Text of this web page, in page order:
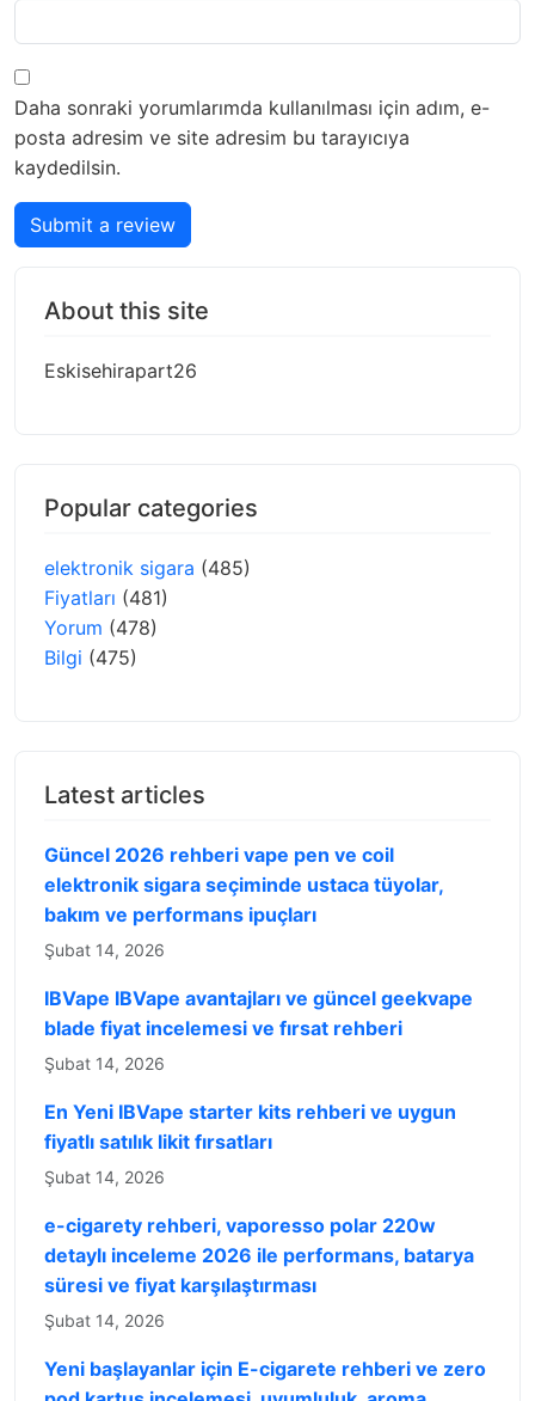
Daha sonraki yorumlarımda kullanılması için adım, e-
posta adresim ve site adresim bu tarayıcıya
kaydedilsin.
Submit a review
About this site
Eskisehirapart26
Popular categories
elektronik sigara (485)
Fiyatları (481)
Yorum (478)
Bilgi (475)
Latest articles
Güncel 2026 rehberi vape pen ve coil
elektronik sigara seçiminde ustaca tüyolar,
bakım ve performans ipuçları
Şubat 14, 2026
IBVape IBVape avantajları ve güncel geekvape
blade fiyat incelemesi ve fırsat rehberi
Şubat 14, 2026
En Yeni IBVape starter kits rehberi ve uygun
fiyatlı satılık likit fırsatları
Şubat 14, 2026
e-cigarety rehberi, vaporesso polar 220w
detaylı inceleme 2026 ile performans, batarya
süresi ve fiyat karşılaştırması
Şubat 14, 2026
Yeni başlayanlar için E-cigarete rehberi ve zero